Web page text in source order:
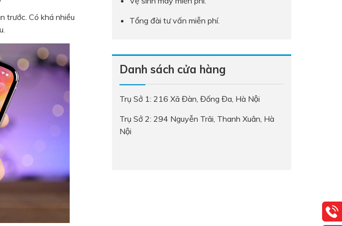
trước. Có khá nhiều
Tổng đài tư vấn miễn phí.
Danh sách cửa hàng
Trụ Sở 1: 216 Xã Đàn, Đống Đa, Hà Nội
Trụ Sở 2: 294 Nguyễn Trãi, Thanh Xuân, Hà
Nội